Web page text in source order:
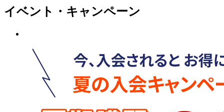
イベント・キャンペーン